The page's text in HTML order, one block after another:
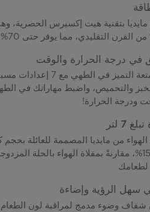
مايديا ​​بتقنية هيت إكسبرس الحصرية،
في درجة الحرارة والوقت
استكشف متعة التميز في
والتحميص، واضبط مهاراتك في
ودرجة الحرارة!
7 لتر
الهواء من مايديا ​​المصممة للعائلة
أكبر بنسبة 15%، مقارنةً بمقلاة الهواء بالحلة
لطعامك
سهل الرؤية وإضاءة
شفاف وضوء مدمج لمراقبة لون